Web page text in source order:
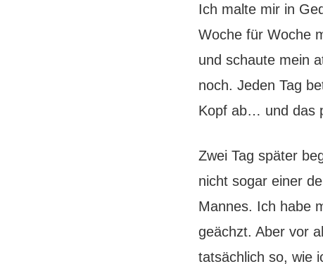
Ich malte mir in
Woche für Woche
und schaute mein
noch. Jeden Tag
Kopf ab… und das
Zwei Tag später
nicht sogar einer
Mannes. Ich habe
geächzt. Aber vor
tatsächlich so, wie